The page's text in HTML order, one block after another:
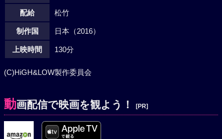
配給 松竹
制作国 日本（2016）
上映時間 130分
(C)HiGH&LOW製作委員会
動画配信で映画を観よう！ [PR]